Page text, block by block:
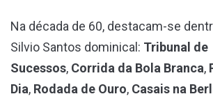
Na década de 60, destacam-se
Silvio Santos dominical: Tribunal de
Sucessos, Corrida da Bola Branca,
Dia, Rodada de Ouro, Casais na